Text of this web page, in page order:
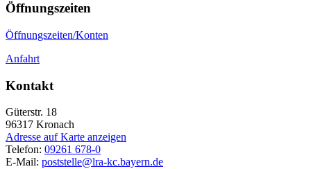
Öffnungszeiten
Öffnungszeiten/Konten
Anfahrt
Kontakt
Güterstr. 18
96317 Kronach
Adresse auf Karte anzeigen
Telefon: 09261 678-0
E-Mail: poststelle@lra-kc.bayern.de